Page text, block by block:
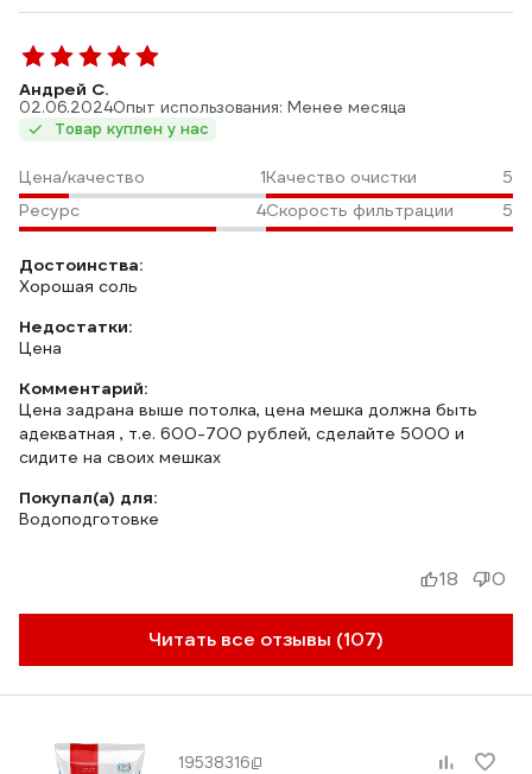
Андрей С.
02.06.2024Опыт использования: Менее месяца
Товар куплен у нас
Цена/качество 1Качество очистки
5
Ресурс
4Скорость фильтрации 5
Достоинства:
Хорошая соль
Недостатки:
Цена
Комментарий:
Цена задрана выше потолка, цена мешка должна быть
адекватная , т.е. 600-700 рублей, сделайте 5000 и
сидите на своих мешках
Покупал(а) для:
Водоподготовке
Читать все отзывы (107)
18 0
19538316